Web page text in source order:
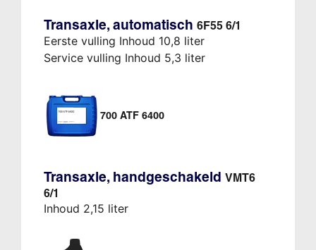
Transaxle, automatisch 6F55 6/1
Eerste vulling Inhoud 10,8 liter
Service vulling Inhoud 5,3 liter
700 ATF 6400
Transaxle, handgeschakeld VMT6
6/1
Inhoud 2,15 liter